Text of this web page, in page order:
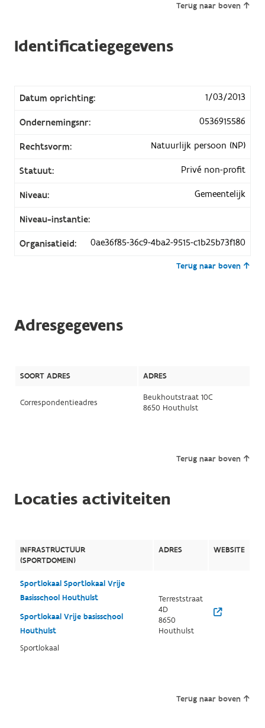
Terug naar boven
Identificatiegegevens
Datum oprichting: 1/03/2013
Ondernemingsnr: 0536915586
Rechtsvorm: Natuurlijk persoon (NP)
Statuut: Privé non-profit
Niveau: Gemeentelijk
Niveau-instantie:
Organisatieid: 0ae36f85-36c9-4ba2-9515-c1b25b73f180
Terug naar boven
Adresgegevens
SOORT ADRES ADRES
Correspondentieadres
Beukhoutstraat 10C
8650 Houthulst
Terug naar boven
Locaties activiteiten
INFRASTRUCTUUR
(SPORTDOMEIN)
ADRES WEBSITE
Sportlokaal Sportlokaal Vrije
Basisschool Houthulst
Sportlokaal Vrije basisschool
Houthulst
Sportlokaal
Terreststraat
4D
8650
Houthulst
Terug naar boven